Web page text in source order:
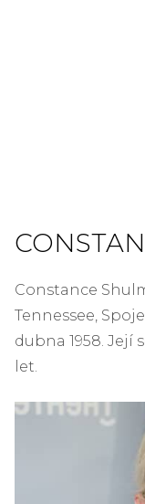
Constance
Tennessee,
dubna 1958. Její
let.